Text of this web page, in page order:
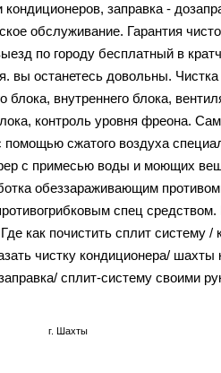
кондиционеров, заправка -
обслуживание. Гарантия
по городу бесплатный в
вы останетесь довольны.
блока, внутреннего блока,
контроль уровня фреона.
помощью сжатого воздуха
с примесью воды и моющих
обеззараживающим
спец средством.
как почистить сплит систему /
чистку кондиционера/ шахты
сплит-систему своими
г. Шахты